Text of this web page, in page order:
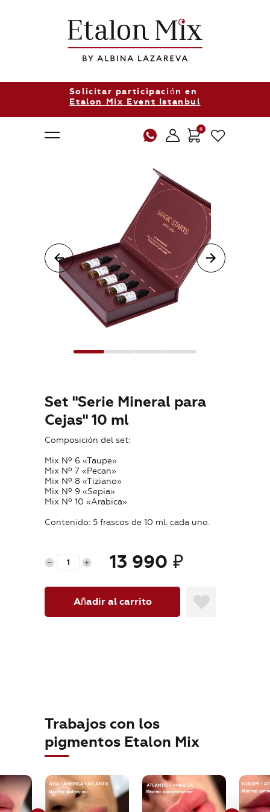
Solicitar participación en
Etalon Mix Event Istanbul
0
Sobre nosotros
Productos
Dónde comprar
Formación
Contactos
ES
Set "Serie Mineral para
Cejas" 10 ml
Composición del set:
Mix Nº 6 «Taupe»
Mix Nº 7 «Pecan»
Mix Nº 8 «Tiziano»
Mix Nº 9 «Sepia»
Mix Nº 10 «Arabica»
Contenido: 5 frascos de 10 ml. cada uno.
13 990 ₽
Añadir al carrito
Trabajos con los
pigmentos Etalon Mix